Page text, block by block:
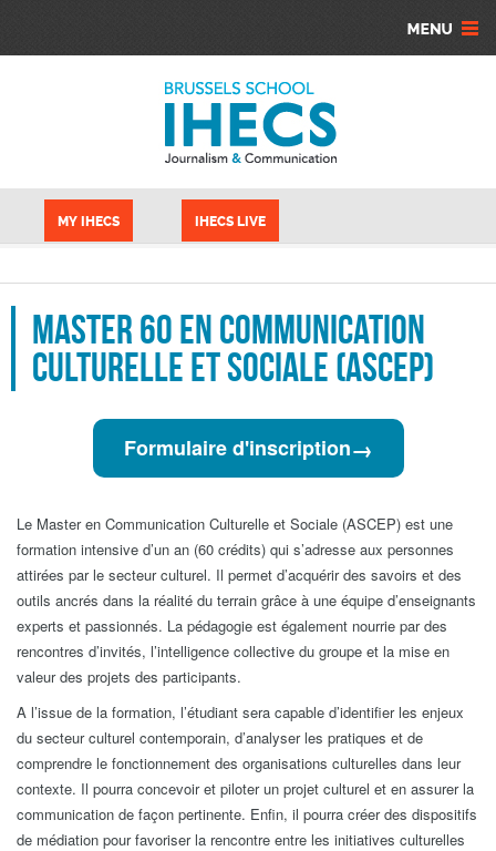
MY IHECS IHECS LIVE
Master 60 en communication
Culturelle et Sociale (ASCEP)
Formulaire d'inscription→
Le Master en Communication Culturelle et Sociale (ASCEP) est une
formation intensive d’un an (60 crédits) qui s’adresse aux personnes
attirées par le secteur culturel. Il permet d’acquérir des savoirs et des
outils ancrés dans la réalité du terrain grâce à une équipe d’enseignants
experts et passionnés. La pédagogie est également nourrie par des
rencontres d’invités, l’intelligence collective du groupe et la mise en
valeur des projets des participants.
A l’issue de la formation, l’étudiant sera capable d’identifier les enjeux
du secteur culturel contemporain, d’analyser les pratiques et de
comprendre le fonctionnement des organisations culturelles dans leur
contexte. Il pourra concevoir et piloter un projet culturel et en assurer la
communication de façon pertinente. Enfin, il pourra créer des dispositifs
de médiation pour favoriser la rencontre entre les initiatives culturelles